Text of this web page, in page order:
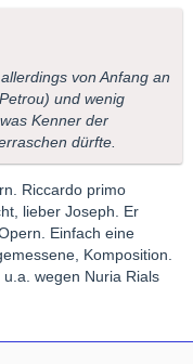
von Anfang an
und wenig
Kenner der
dürfte.
Riccardo primo
lieber Joseph. Er
Einfach eine
Komposition.
wegen Nuria Rials